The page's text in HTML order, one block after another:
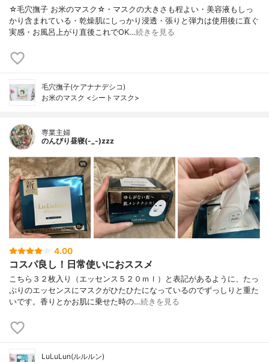
☆毛穴撫子 お米のマスク☆・マスクの大きさも程よい・美容液もしっ
かり含まれている・乾燥肌にしっかり浸透・張りと弾力は使用後に直ぐ
実感・お風呂上がり直後これでOK…続きを見る
毛穴撫子(ケアナナデシコ)
お米のマスク <シートマスク>
専業主婦
のんびり昼寝(-_-)zzz
4.00
コスパ良し！日常使いにおススメ
こちら３２枚入り（エッセンス５２０ｍｌ）と表記があるように、たっ
ぷりのエッセンスにマスクがひたひたになっているのでずっしりと重た
いです。香りとかお肌に乗せた時の…続きを見る
LuLuLun(ルルルン)